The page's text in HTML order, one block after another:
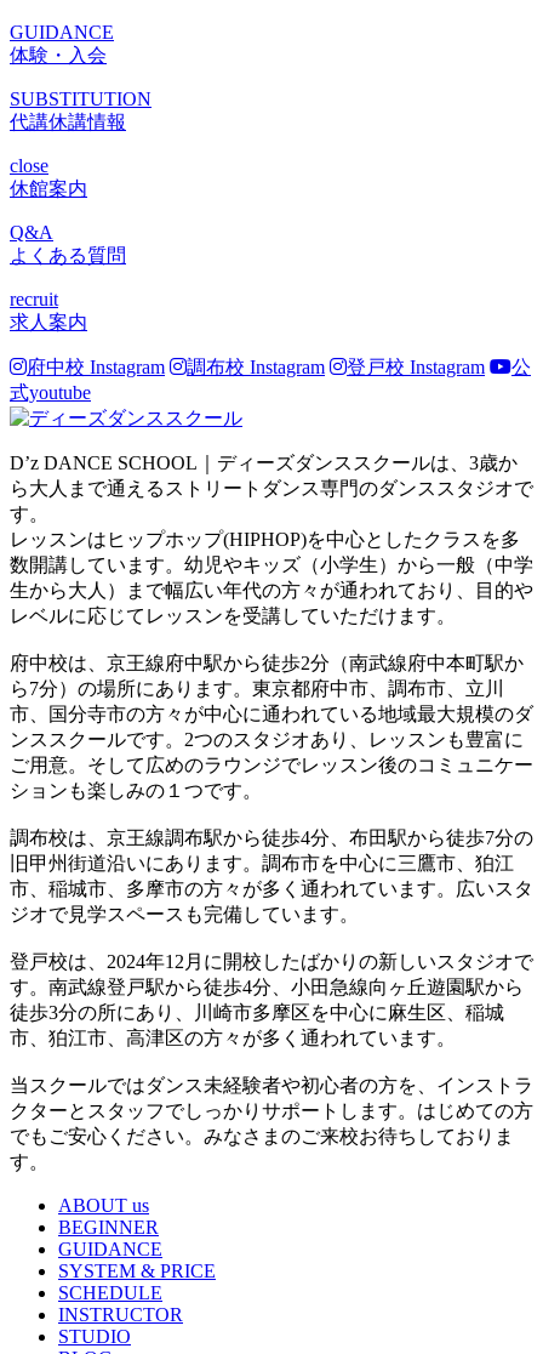
GUIDANCE
体験・入会
SUBSTITUTION
代講休講情報
close
休館案内
Q&A
よくある質問
recruit
求人案内
府中校 Instagram 調布校 Instagram 登戸校 Instagram
公
式youtube
D’z DANCE SCHOOL｜ディーズダンススクールは、3歳か
ら大人まで通えるストリートダンス専門のダンススタジオで
す。
レッスンはヒップホップ(HIPHOP)を中心としたクラスを多
数開講しています。幼児やキッズ（小学生）から一般（中学
生から大人）まで幅広い年代の方々が通われており、目的や
レベルに応じてレッスンを受講していただけます。
府中校は、京王線府中駅から徒歩2分（南武線府中本町駅か
ら7分）の場所にあります。東京都府中市、調布市、立川
市、国分寺市の方々が中心に通われている地域最大規模のダ
ンススクールです。2つのスタジオあり、レッスンも豊富に
ご用意。そして広めのラウンジでレッスン後のコミュニケー
ションも楽しみの１つです。
調布校は、京王線調布駅から徒歩4分、布田駅から徒歩7分の
旧甲州街道沿いにあります。調布市を中心に三鷹市、狛江
市、稲城市、多摩市の方々が多く通われています。広いスタ
ジオで見学スペースも完備しています。
登戸校は、2024年12月に開校したばかりの新しいスタジオで
す。南武線登戸駅から徒歩4分、小田急線向ヶ丘遊園駅から
徒歩3分の所にあり、川崎市多摩区を中心に麻生区、稲城
市、狛江市、高津区の方々が多く通われています。
当スクールではダンス未経験者や初心者の方を、インストラ
クターとスタッフでしっかりサポートします。はじめての方
でもご安心ください。みなさまのご来校お待ちしておりま
す。
ABOUT us
BEGINNER
GUIDANCE
SYSTEM & PRICE
SCHEDULE
INSTRUCTOR
STUDIO